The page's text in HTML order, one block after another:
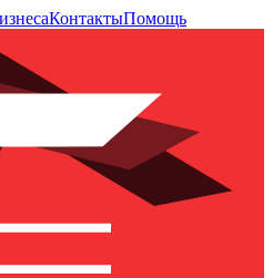
КонтактыПомощь